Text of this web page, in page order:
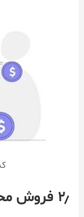
۲٫ فروش محصولات یا خدمات